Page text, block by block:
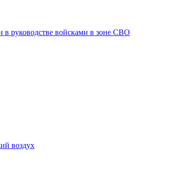
в руководстве войсками в зоне СВО
воздух